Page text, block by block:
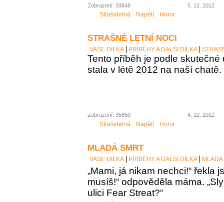
Zobrazení: 33848 5. 12. 2012
Strašidelná Napětí Horor
STRAŠNÉ LETNÍ NOCI
VAŠE DÍLKA PŘÍBĚHY A DALŠÍ DÍLKA
Tento příběh je podle skutečné
stala v létě 2012 na naší chatě.
Zobrazení: 35850 4. 12. 2012
Strašidelná Napětí Horor
MLADÁ SMRT
VAŠE DÍLKA PŘÍBĚHY A DALŠÍ DÍLKA
„Mami, já nikam nechci!“ řekla
musíš!“ odpověděla máma.
ulici Fear Streat?“